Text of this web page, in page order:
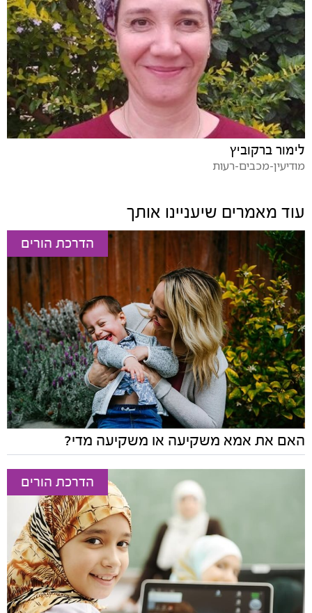
לימור ברקוביץ
מודיעין-מכבים-רעות
עוד מאמרים שיעניינו אותך
הדרכת הורים
האם את אמא משקיעה או משקיעה מדי?
הדרכת הורים